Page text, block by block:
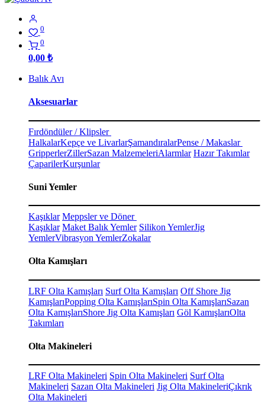
0
0
0,00 ₺
Balık Avı
Aksesuarlar
Fırdöndüler / Klipsler
HalkalarKepçe ve LivarlarŞamandıralarPense / Makaslar
GripperlerZillerSazan MalzemeleriAlarmlar Hazır Takımlar
ÇaparilerKurşunlar
Suni Yemler
Kaşıklar Meppsler ve Döner
Kaşıklar Maket Balık Yemler Silikon YemlerJig
YemlerVibrasyon YemlerZokalar
Olta Kamışları
LRF Olta Kamışları Surf Olta Kamışları Off Shore Jig
KamışlarıPopping Olta KamışlarıSpin Olta KamışlarıSazan
Olta KamışlarıShore Jig Olta Kamışları Göl KamışlarıOlta
Takımları
Olta Makineleri
LRF Olta Makineleri Spin Olta Makineleri Surf Olta
Makineleri Sazan Olta Makineleri Jig Olta MakineleriÇıkrık
Olta Makineleri